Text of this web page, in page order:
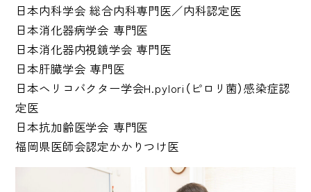
日本内科学会 総合内科専門医／内科認定医
日本消化器病学会 専門医
日本消化器内視鏡学会 専門医
日本肝臓学会 専門医
日本ヘリコバクター学会H.pylori（ピロリ菌）感染症認
定医
日本抗加齢医学会 専門医
福岡県医師会認定かかりつけ医